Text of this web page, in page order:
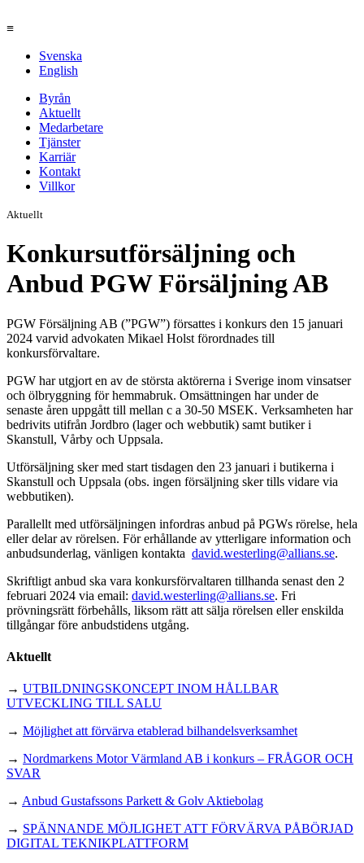
≡
Svenska
English
Byrån
Aktuellt
Medarbetare
Tjänster
Karriär
Kontakt
Villkor
Aktuellt
Konkursutförsäljning och
Anbud PGW Försäljning AB
PGW Försäljning AB (”PGW”) försattes i konkurs den 15 januari
2024 varvid advokaten Mikael Holst förordnades till
konkursförvaltare.
PGW har utgjort en av de största aktörerna i Sverige inom vinsatser
och ölbryggning för hemmabruk. Omsättningen har under de
senaste åren uppgått till mellan c a 30-50 MSEK. Verksamheten har
bedrivits utifrån Jordbro (lager och webbutik) samt butiker i
Skanstull, Vårby och Uppsala.
Utförsäljning sker med start tisdagen den 23 januari i butikerna i
Skanstull och Uppsala (obs. ingen försäljning sker tills vidare via
webbutiken).
Parallellt med utförsäljningen infordras anbud på PGWs rörelse, hela
eller delar av rörelsen. För erhållande av ytterligare information och
anbudsunderlag, vänligen kontakta david.westerling@allians.se.
Skriftligt anbud ska vara konkursförvaltaren tillhanda senast den 2
februari 2024 via email: david.westerling@allians.se. Fri
prövningsrätt förbehålls, liksom rätt att sälja rörelsen eller enskilda
tillgångar före anbudstidens utgång.
Aktuellt
→ UTBILDNINGSKONCEPT INOM HÅLLBAR
UTVECKLING TILL SALU
→ Möjlighet att förvärva etablerad bilhandelsverksamhet
→ Nordmarkens Motor Värmland AB i konkurs – FRÅGOR OCH
SVAR
→ Anbud Gustafssons Parkett & Golv Aktiebolag
→ SPÄNNANDE MÖJLIGHET ATT FÖRVÄRVA PÅBÖRJAD
DIGITAL TEKNIKPLATTFORM